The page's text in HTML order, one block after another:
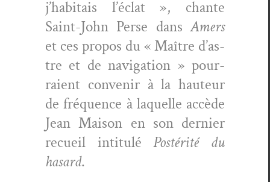
j’habitais l’é­clat », chante
Saint-John Perse dansAmers
et ces pro­pos du « Maître d’as­
tre et de nav­i­ga­tion » pour­
raient con­venir à la hau­teur
de fréquence à laque­lle accède
Jean Mai­son en son dernier
recueil inti­t­uléPostérité du
hasard.